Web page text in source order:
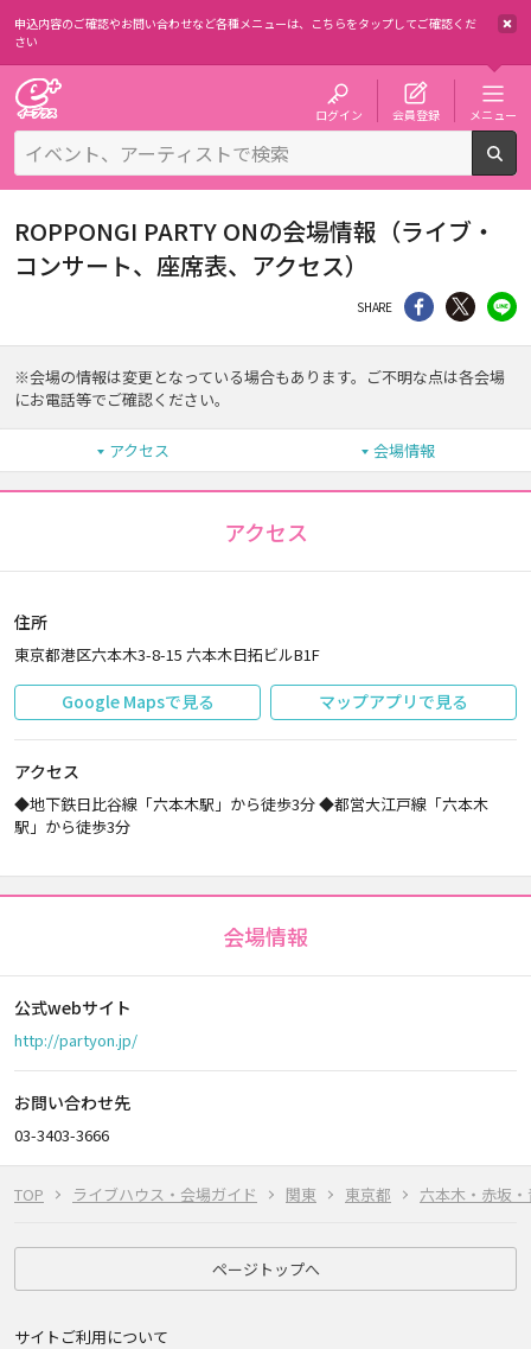
申込内容のご確認やお問い合わせなど各種メニューは、 こちらをタップしてご確認くだ
さい
ログイン 会員登録 メニュー
TOP ライブハウス・会場ガイド 関東 東京都 六本木・赤坂
ROPPONGI PARTY ONの会場情報（ライブ・
コンサート、座席表、アクセス）
SHARE シェア Twitter
※会場の情報は変更となっている場合もあります。ご不明な点は各会場
にお電話等でご確認ください。
アクセス 会場情報
アクセス
住所
東京都港区六本木3-8-15 六本木日拓ビルB1F
Google Mapsで見る マップアプリで見る
アクセス
◆地下鉄日比谷線「六本木駅」から徒歩3分 ◆都営大江戸線「六本木
駅」から徒歩3分
会場情報
公式webサイト
http://partyon.jp/
お問い合わせ先
03-3403-3666
ページトップへ
サイトご利用について